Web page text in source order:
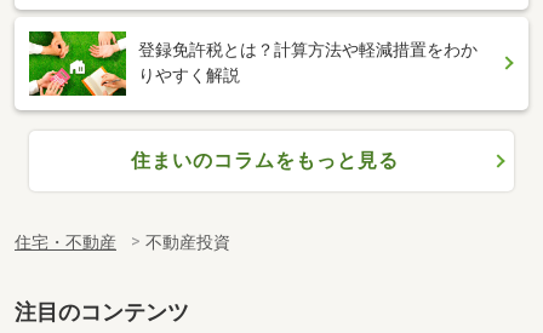
登録免許税とは？計算方法や軽減措置をわか
りやすく解説
住まいのコラムをもっと見る
住宅・不動産 不動産投資
注目のコンテンツ